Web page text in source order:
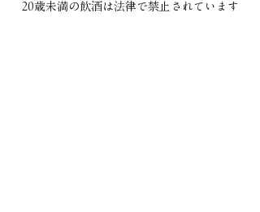
20歳未満の飲酒は法律で禁止されています​